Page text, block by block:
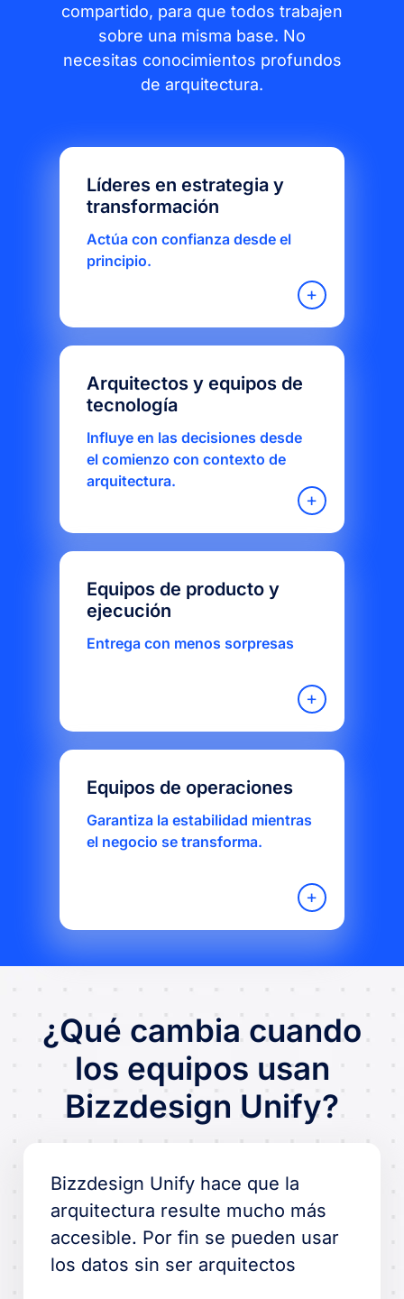
Líderes en estrategia y
transformación
Actúa con confianza desde el
principio.
Arquitectos y equipos de
tecnología
Influye en las decisiones desde
el comienzo con contexto de
arquitectura.
Equipos de producto y
ejecución
Entrega con menos sorpresas
Equipos de operaciones
Garantiza la estabilidad mientras
el negocio se transforma.
compartido, para que todos trabajen
sobre una misma base. No
necesitas conocimientos profundos
de arquitectura.
¿Qué cambia cuando
los equipos usan
Bizzdesign Unify?
Bizzdesign Unify hace que la
arquitectura resulte mucho más
accesible. Por fin se pueden usar
los datos sin ser arquitectos